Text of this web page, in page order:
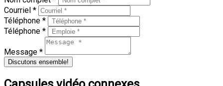
Courriel *
Téléphone *
Téléphone *
Message *
Discutons ensemble!